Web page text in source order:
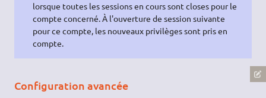
lorsque toutes les sessions en cours sont closes pour le
compte concerné. À l'ouverture de session suivante
pour ce compte, les nouveaux privilèges sont pris en
compte.
Configuration avancée